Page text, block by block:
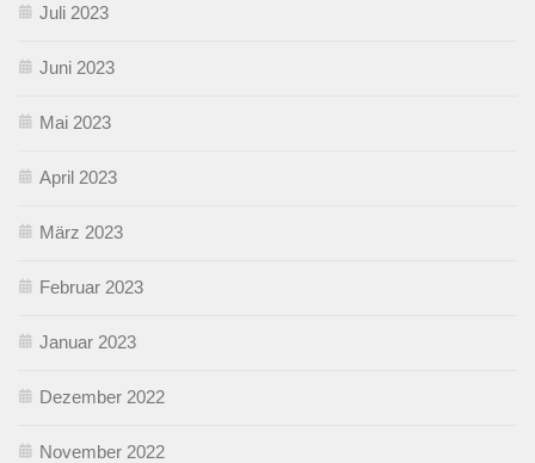
Juli 2023
Juni 2023
Mai 2023
April 2023
März 2023
Februar 2023
Januar 2023
Dezember 2022
November 2022